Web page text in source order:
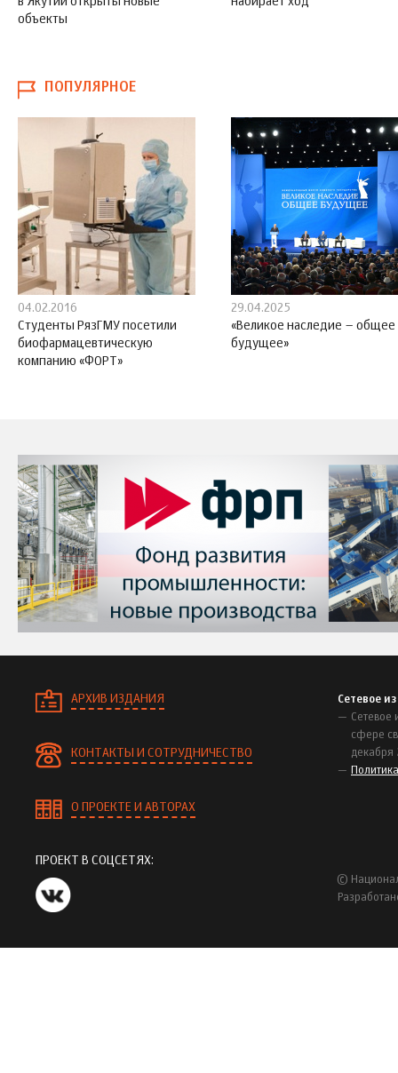
объекты
ПОПУЛЯРНОЕ
04.02.2016
Студенты РязГМУ посетили
биофармацевтическую
компанию «ФОРТ»
29.04.2025
«Великое наследие – общее
будущее»
АРХИВ ИЗДАНИЯ
КОНТАКТЫ И СОТРУДНИЧЕСТВО
О ПРОЕКТЕ И АВТОРАХ
Сетевое
Сетевое
сфере
декабря
ПРОЕКТ В СОЦСЕТЯХ:
©